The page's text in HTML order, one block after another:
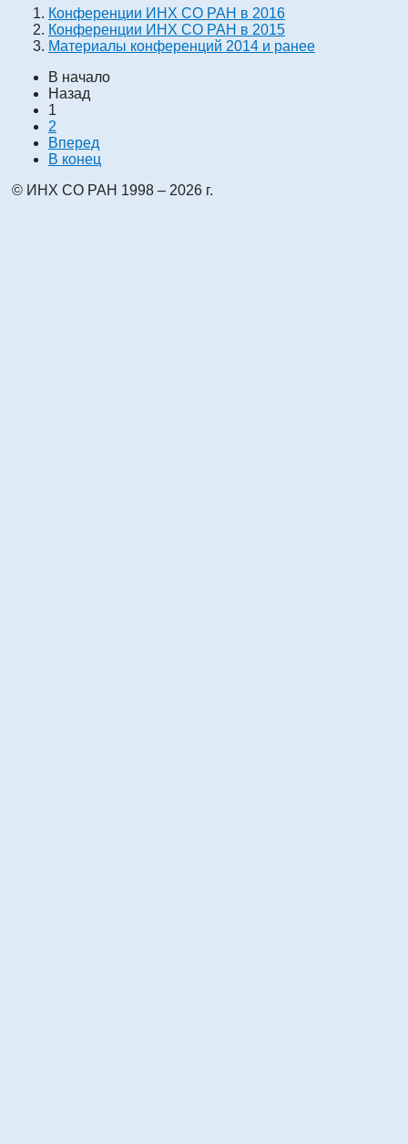
Конференции ИНХ СО РАН в 2016
Конференции ИНХ СО РАН в 2015
Материалы конференций 2014 и ранее
В начало
Назад
1
2
Вперед
В конец
© ИНХ СО РАН 1998 – 2026 г.